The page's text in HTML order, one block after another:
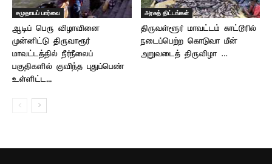
சமுதாயப் பார்வை
ஆடிப் பெரு விழாவினை
முன்னிட்டு திருவாரூர்
மாவட்டத்தில் நீர்நீலைப்
பகுதிகளில் குவிந்த புதுப்பெண்
உள்ளிட்ட...
அரசுத் திட்டங்கள்
திருவள்ளூர் மாவட்டம் காட்டூரில்
நடைப்பெற்ற கொடுவா மீன்
அறுவடைத் திருவிழா …